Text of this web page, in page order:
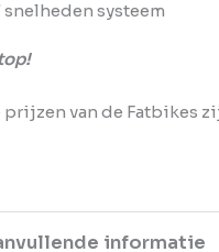
snelheden systeem
prijzen van de Fatbikes
informatie